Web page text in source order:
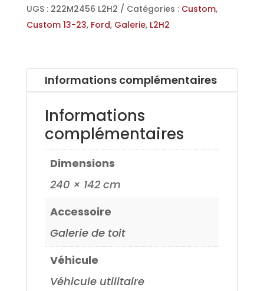
L2H2
14>
UGS : 222M2456 L2H2 Catégories : Custom,
Custom 13-23, Ford, Galerie, L2H2
Informations complémentaires
Informations
complémentaires
Dimensions
240 × 142 cm
Accessoire
Galerie de toit
Véhicule
Véhicule utilitaire